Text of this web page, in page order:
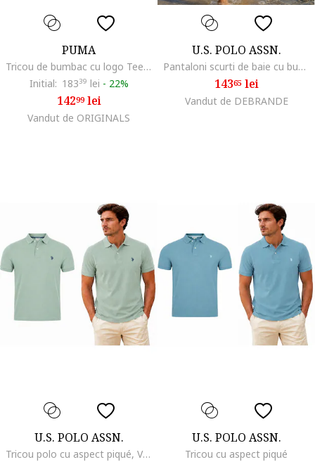
PUMA
Tricou de bumbac cu logo Tee Emerald, Negru/Verde persan
Initial: 18339 lei - 22%
14299lei
Vandut de ORIGINALS
U.S. POLO ASSN.
Pantaloni scurti de baie cu buzunare laterale, Rosu
14365lei
Vandut de DEBRANDE
U.S. POLO ASSN.
Tricou polo cu aspect piqué, Verde menta
U.S. POLO ASSN.
Tricou cu aspect piqué